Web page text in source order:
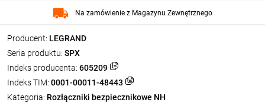
Producent: LEGRAND
Seria produktu: SPX
Indeks producenta: 605209
Indeks TIM: 0001-00011-48443
Kategoria: Rozłączniki bezpiecznikowe NH
Na zamówienie z Magazynu Zewnętrznego